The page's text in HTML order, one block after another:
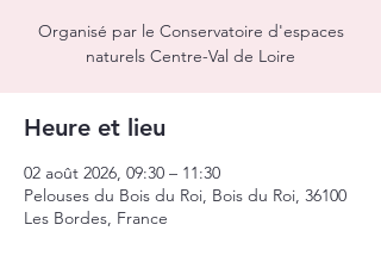
Organisé par le Conservatoire d'espaces
naturels Centre-Val de Loire
Heure et lieu
02 août 2026, 09:30 – 11:30
Pelouses du Bois du Roi, Bois du Roi, 36100
Les Bordes, France